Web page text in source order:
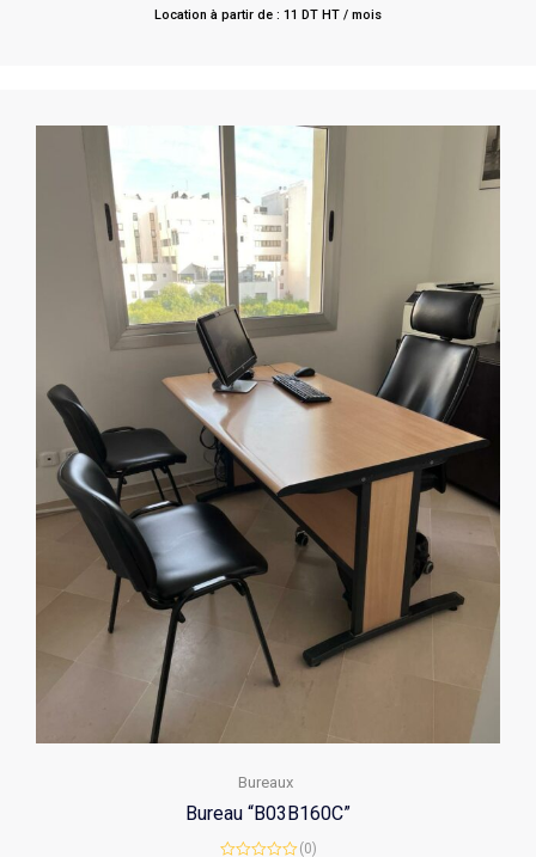
5
Location à partir de : 11 DT HT / mois
Bureaux
Bureau “B03B160C”
(0)